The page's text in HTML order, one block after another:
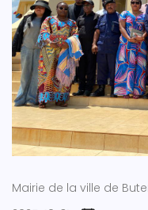
Mairie de la ville de